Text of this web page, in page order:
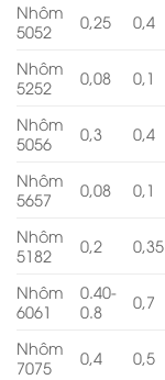
Nhôm
5052
0,25 0,4
Nhôm
5252
0,08 0,1
Nhôm
5056
0,3 0,4
Nhôm
5657
0,08 0,1
Nhôm
5182
0,2 0,35
Nhôm
6061
0.40-
0.8
0,7
Nhôm
7075
0,4 0,5